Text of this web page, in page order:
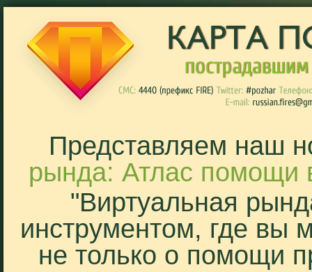
Представляем наш
рында: Атлас помощи
"Виртуальная
инструментом, где вы
не только о помощи